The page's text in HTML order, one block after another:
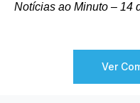
Notícias ao Minuto – 14
Ver